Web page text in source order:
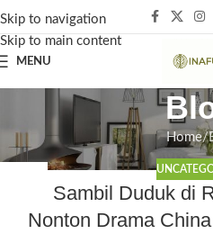
Skip to navigation
Skip to main content
MENU
Home
Sambil Duduk di
Nonton Drama